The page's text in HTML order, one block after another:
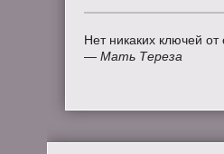
Нет никаких ключей от
— Мать Тереза